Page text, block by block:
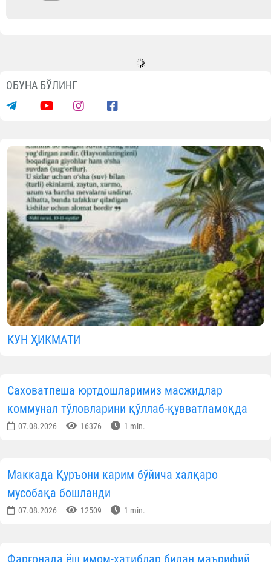
ОБУНА БЎЛИНГ
КУН ҲИКМАТИ
Саховатпеша юртдошларимиз масжидлар
коммунал тўловларини қўллаб-қувватламоқда
07.08.2026 16376 1 min.
Маккада Қуръони карим бўйича халқаро
мусобақа бошланди
07.08.2026 12509 1 min.
Фарғонада ёш имом-хатиблар билан маърифий